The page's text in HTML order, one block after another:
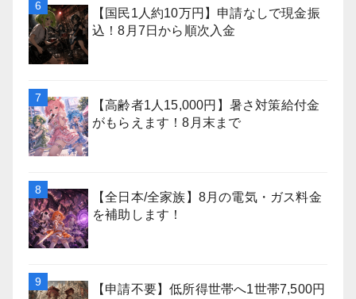
【国民1人約10万円】申請なしで現金振
込！8月7日から順次入金
【高齢者1人15,000円】暑さ対策給付金
がもらえます！8月末まで
【全日本/全家族】8月の電気・ガス料金
を補助します！
【申請不要】低所得世帯へ1世帯7,500円